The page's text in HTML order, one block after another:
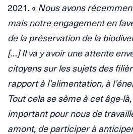
2021. « Nous avons
mais notre engagement en
de la préservation de la
[…] Il va y avoir une attente
citoyens sur les sujets des
rapport à l’alimentation, à
Tout cela se sème à cet âge-
important pour nous de
amont, de participer à